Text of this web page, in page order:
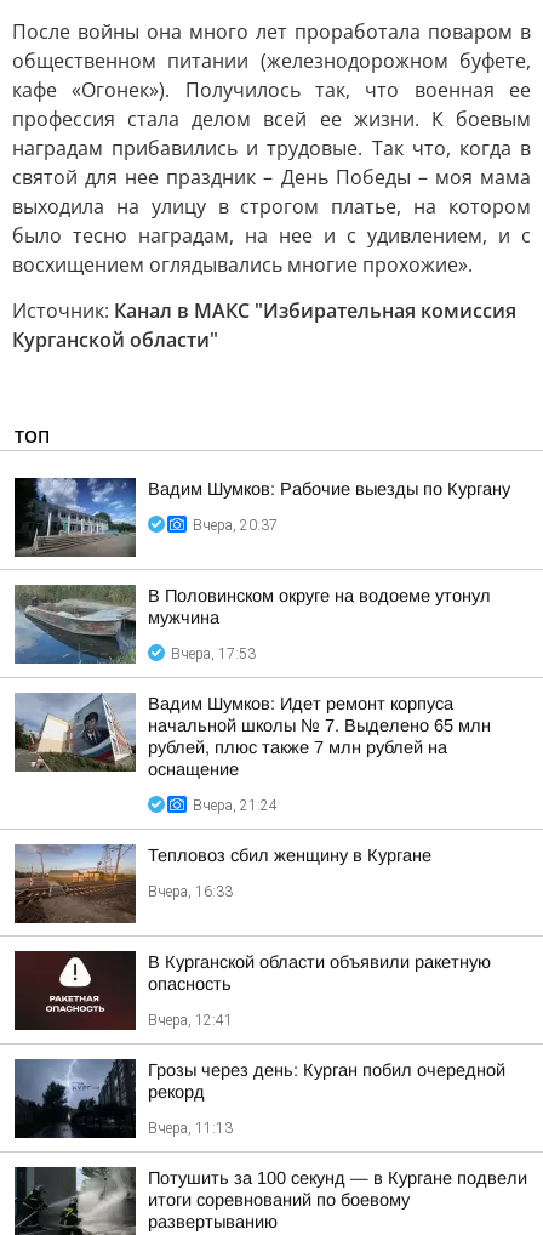
После войны она много лет проработала поваром в
общественном питании (железнодорожном буфете,
кафе «Огонек»). Получилось так, что военная ее
профессия стала делом всей ее жизни. К боевым
наградам прибавились и трудовые. Так что, когда в
святой для нее праздник – День Победы – моя мама
выходила на улицу в строгом платье, на котором
было тесно наградам, на нее и с удивлением, и с
восхищением оглядывались многие прохожие».
Источник: Канал в МАКС "Избирательная комиссия
Курганской области"
ТОП
Вадим Шумков: Рабочие выезды по Кургану
Вчера, 20:37
В Половинском округе на водоеме утонул
мужчина
Вчера, 17:53
Вадим Шумков: Идет ремонт корпуса
начальной школы № 7. Выделено 65 млн
рублей, плюс также 7 млн рублей на
оснащение
Вчера, 21:24
Тепловоз сбил женщину в Кургане
Вчера, 16:33
В Курганской области объявили ракетную
опасность
Вчера, 12:41
Грозы через день: Курган побил очередной
рекорд
Вчера, 11:13
Потушить за 100 секунд — в Кургане подвели
итоги соревнований по боевому
развертыванию